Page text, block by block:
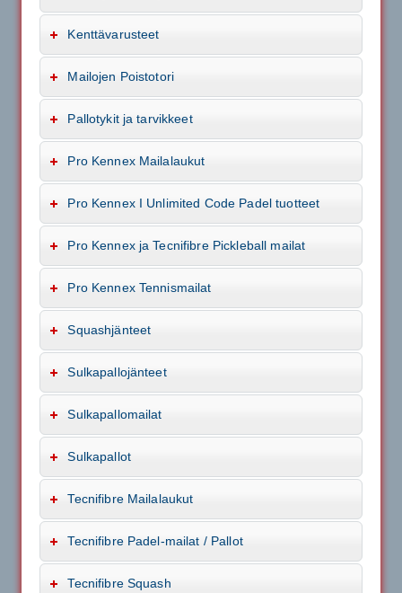
Kenttävarusteet
Mailojen Poistotori
Pallotykit ja tarvikkeet
Pro Kennex Mailalaukut
Pro Kennex I Unlimited Code Padel tuotteet
Pro Kennex ja Tecnifibre Pickleball mailat
Pro Kennex Tennismailat
Squashjänteet
Sulkapallojänteet
Sulkapallomailat
Sulkapallot
Tecnifibre Mailalaukut
Tecnifibre Padel-mailat / Pallot
Tecnifibre Squash